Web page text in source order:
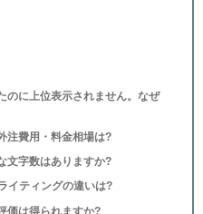
のに上位表示されません。なぜ
注費用・料金相場は?
文字数はありますか?
イティングの違いは?
価は得られますか?